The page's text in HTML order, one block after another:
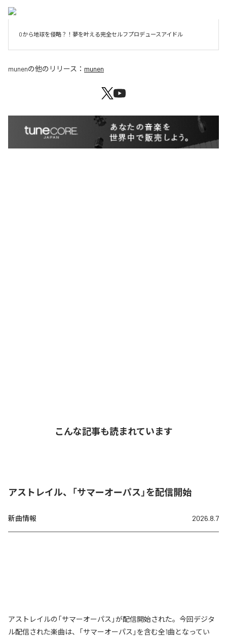
0から地球を侵略？！夢を叶える完全セルフプロデュースアイドル
munenの他のリリース： munen
こんな記事も読まれています
アストレイル、「サマーオーパス」を配信開始
新曲情報 2026.8.7
アストレイルの「サマーオーパス」が配信開始された。今回デジタ
ル配信された楽曲は、「サマーオーパス」を含む全1曲となってい